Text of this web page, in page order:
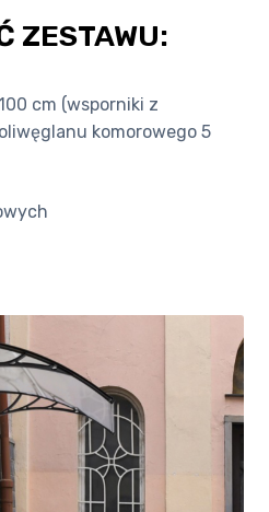
ZESTAWU:
cm (wsporniki z
komorowego 5